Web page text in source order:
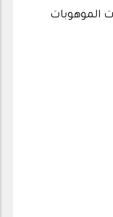
الموهوبات